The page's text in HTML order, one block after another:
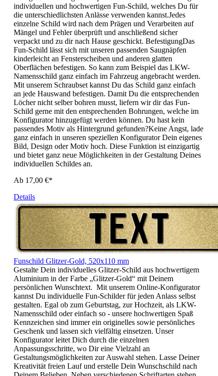
individuellen und hochwertigen Fun-Schild, welches Du für
die unterschiedlichsten Anlässe verwenden kannst.Jedes
einzelne Schild wird nach dem Prägen und Verarbeiten auf
Mängel und Fehler überprüft und anschließend sicher
verpackt und zu dir nach Hause geschickt. BefestigungDas
Fun-Schild lässt sich mit unseren passenden Saugnäpfen
kinderleicht an Fensterscheiben und anderen glatten
Oberflächen befestigen. So kann zum Beispiel das LKW-
Namensschild ganz einfach im Fahrzeug angebracht werden.
Mit unserem Schraubset kannst Du das Schild ganz einfach
an jede Hauswand befestigen. Damit Du die entsprechenden
Löcher nicht selber bohren musst, liefern wir dir das Fun-
Schild gerne mit den entsprechenden Bohrungen, welche im
Konfigurator hinzugefügt werden können. Du hast kein
passendes Motiv als Hintergrund gefunden?Keine Angst, lade
ganz einfach in unseren speziellen Konfigurator Dein eigenes
Bild, Design oder Motiv hoch. Diese Funktion ist einzigartig
und bietet ganz neue Möglichkeiten in der Gestaltung Deines
individuellen Schildes an.
Ab 17,00 €*
Details
Funschild Glitzer-Gold, 520x110 mm
Gestalte Dein individuelles Glitzer-Schild aus hochwertigem
Aluminium in der Farbe „Glitzer-Gold“ mit Deinem
persönlichen Wunschtext. Mit unserem Online-Konfigurator
kannst Du individuelle Fun-Schilder für jeden Anlass selbst
gestalten. Egal ob zum Geburtstag, zur Hochzeit, als LKW-
Namensschild oder einfach so - unsere hochwertigen Spaß
Kennzeichen sind immer ein originelles sowie persönliches
Geschenk und lassen sich vielfältig einsetzen. Unser
Konfigurator leitet Dich durch die einzelnen
Anpassungsschritte, wo Dir eine Vielzahl an
Gestaltungsmöglichkeiten zur Auswahl stehen. Lasse Deiner
Kreativität freien Lauf und erstelle Dein Wunschschild nach